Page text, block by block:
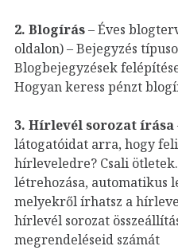
2. Blogírás– Éves
oldalon) – Bejegyzés
Blogbejegyzések
Hogyan keress pénzt
3. Hírlevél sorozat írása
látogatóidat arra, hogy
hírleveledre? Csali
létrehozása, automatikus
melyekről írhatsz a
hírlevél sorozat
megrendeléseid számát